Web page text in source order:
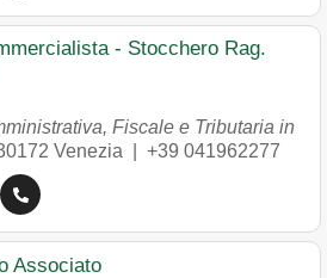
- Stocchero Rag.
Fiscale e Tributaria in
Venezia +39 041962277
Associato